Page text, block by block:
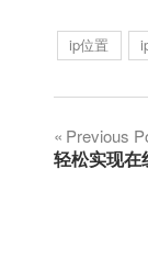
ip位置
文
Previous
轻松实现在